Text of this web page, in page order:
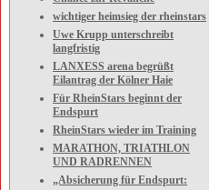
wichtiger heimsieg der rheinstars
Uwe Krupp unterschreibt
langfristig
LANXESS arena begrüßt
Eilantrag der Kölner Haie
Für RheinStars beginnt der
Endspurt
RheinStars wieder im Training
MARATHON, TRIATHLON
UND RADRENNEN
„Absicherung für Endspurt: